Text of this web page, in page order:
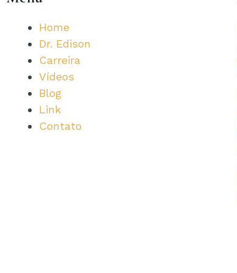
Home
Dr. Edison
Carreira
Vídeos
Blog
Link
Contato